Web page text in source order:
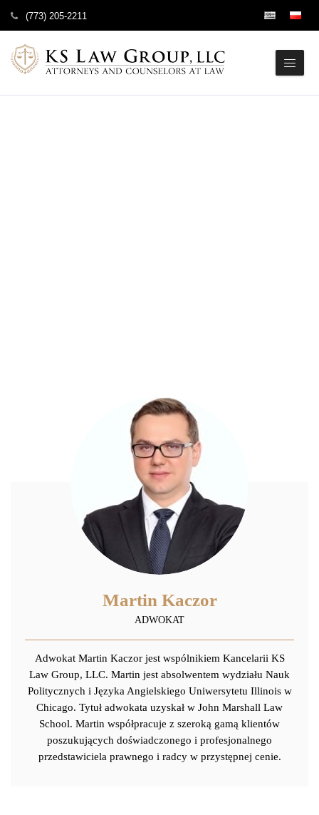
(773) 205-2211
Martin Kaczor
ADWOKAT
Adwokat Martin Kaczor jest wspólnikiem Kancelarii KS
Law Group, LLC. Martin jest absolwentem wydziału Nauk
Politycznych i Języka Angielskiego Uniwersytetu Illinois w
Chicago. Tytuł adwokata uzyskał w John Marshall Law
School. Martin współpracuje z szeroką gamą klientów
poszukujących doświadczonego i profesjonalnego
przedstawiciela prawnego i radcy w przystępnej cenie.